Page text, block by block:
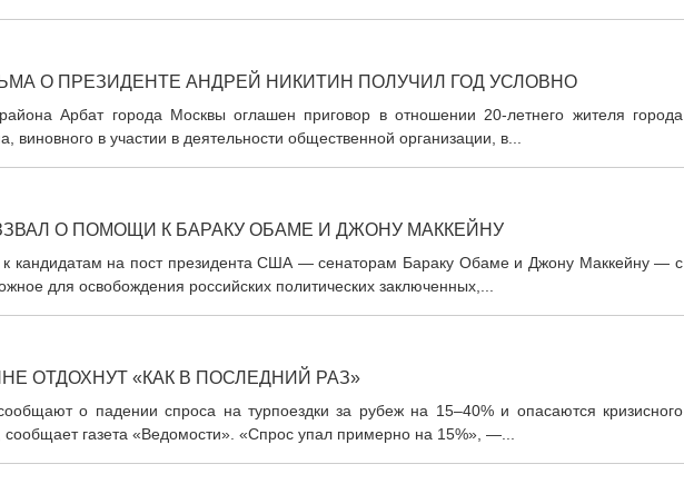
О ПРЕЗИДЕНТЕ АНДРЕЙ НИКИТИН ПОЛУЧИЛ ГОД УСЛОВНО
Арбат города Москвы оглашен приговор в отношении 20-летнего жителя города
виновного в участии в деятельности общественной организации, в...
О ПОМОЩИ К БАРАКУ ОБАМЕ И ДЖОНУ МАККЕЙНУ
к кандидатам на пост президента США — сенаторам Бараку Обаме и Джону Маккейну — с
для освобождения российских политических заключенных,...
ОТДОХНУТ «КАК В ПОСЛЕДНИЙ РАЗ»
о падении спроса на турпоездки за рубеж на 15–40% и опасаются кризисного
сообщает газета «Ведомости». «Спрос упал примерно на 15%», —...